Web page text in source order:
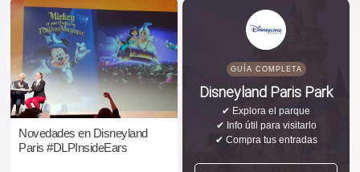
Novedades en Disneyland
Paris #DLPInsideEars
GUÍA COMPLETA
Disneyland Paris Park
✔ Explora el parque
✔ Info útil para visitarlo
✔ Compra tus entradas